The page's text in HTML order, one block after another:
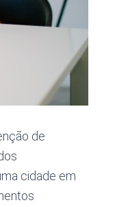
de
cidade em